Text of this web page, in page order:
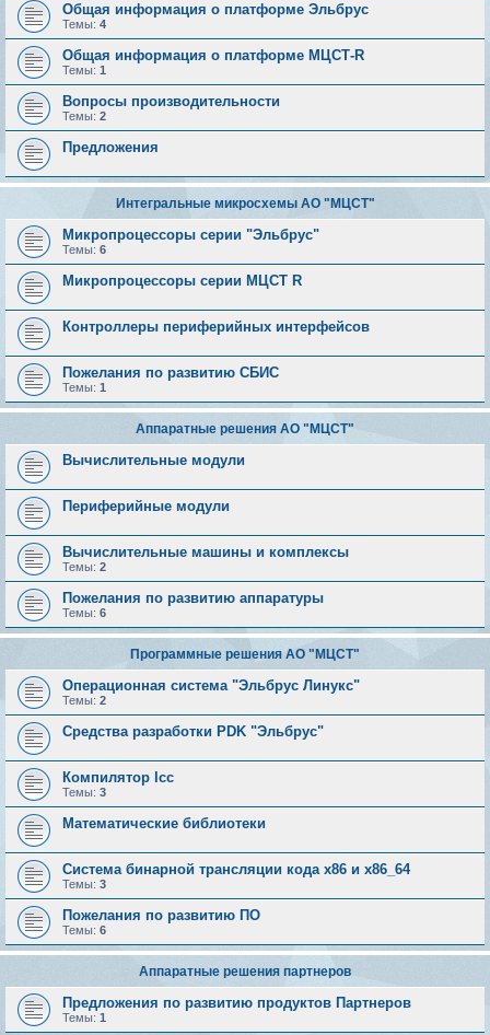
Общая информация о платформе Эльбрус
Темы: 4
Общая информация о платформе МЦСТ-R
Темы: 1
Вопросы производительности
Темы: 2
Предложения
Интегральные микросхемы АО "МЦСТ"
Микропроцессоры серии "Эльбрус"
Темы: 6
Микропроцессоры серии МЦСТ R
Контроллеры периферийных интерфейсов
Пожелания по развитию СБИС
Темы: 1
Аппаратные решения АО "МЦСТ"
Вычислительные модули
Периферийные модули
Вычислительные машины и комплексы
Темы: 2
Пожелания по развитию аппаратуры
Темы: 6
Программные решения АО "МЦСТ"
Операционная система "Эльбрус Линукс"
Темы: 2
Средства разработки PDK "Эльбрус"
Компилятор lcc
Темы: 3
Математические библиотеки
Система бинарной трансляции кода х86 и х86_64
Темы: 3
Пожелания по развитию ПО
Темы: 6
Аппаратные решения партнеров
Предложения по развитию продуктов Партнеров
Темы: 1